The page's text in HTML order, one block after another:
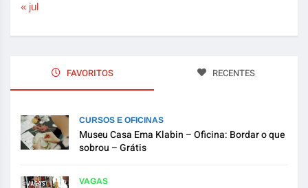
« jul
FAVORITOS RECENTES
CURSOS E OFICINAS
Museu Casa Ema Klabin – Oficina: Bordar o que
sobrou – Grátis
VAGAS